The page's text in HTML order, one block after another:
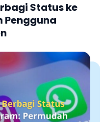
Status ke
Pengguna